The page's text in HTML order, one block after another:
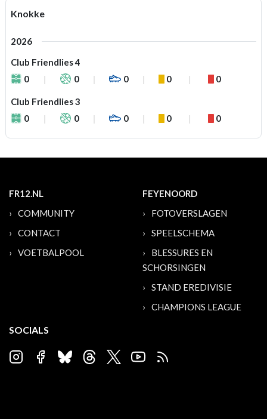
Knokke
2026
Club Friendlies 4
0
0 0 0 0
Club Friendlies 3
0
0 0 0 0
FR12.NL
COMMUNITY
CONTACT
VOETBALPOOL
FEYENOORD
FOTOVERSLAGEN
SPEELSCHEMA
BLESSURES EN
SCHORSINGEN
STAND EREDIVISIE
CHAMPIONS LEAGUE
SOCIALS